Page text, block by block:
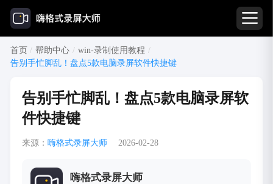
首页 / 帮助中心 / win-录制使用教程 /
告别手忙脚乱！盘点5款电脑录屏软件快捷键
告别手忙脚乱！盘点5款电脑录屏软
件快捷键
来源： 嗨格式录屏大师 2026-02-28
嗨格式录屏大师